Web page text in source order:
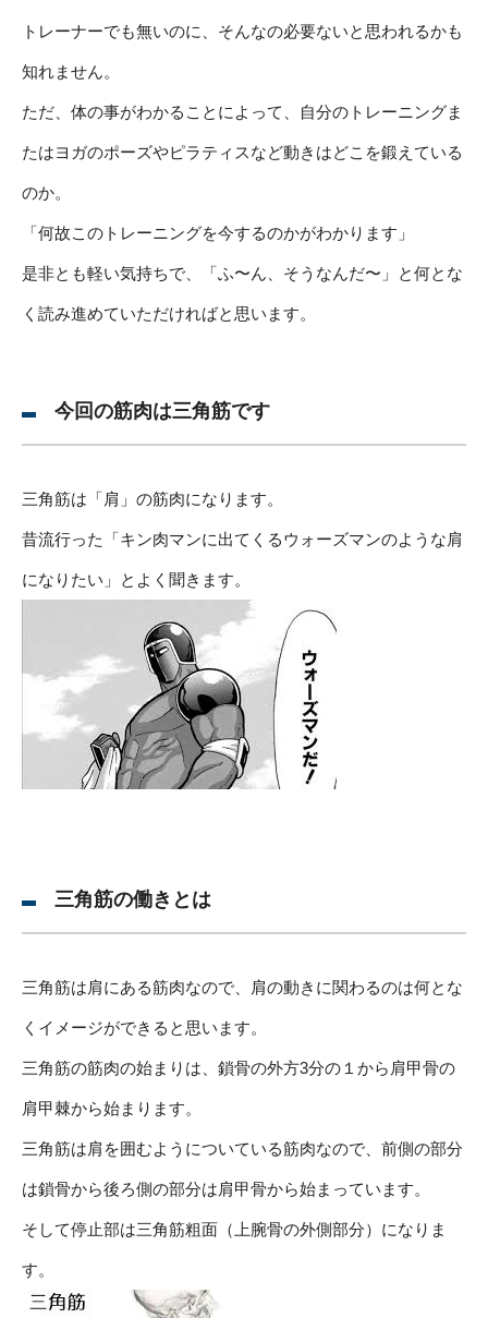
トレーナーでも無いのに、そんなの必要ないと思われるかも
知れません。
ただ、体の事がわかることによって、自分のトレーニングま
たはヨガのポーズやピラティスなど動きはどこを鍛えている
のか。
「何故このトレーニングを今するのかがわかります」
是非とも軽い気持ちで、「ふ〜ん、そうなんだ〜」と何とな
く読み進めていただければと思います。
今回の筋肉は三角筋です
三角筋は「肩」の筋肉になります。
昔流行った「キン肉マンに出てくるウォーズマンのような肩
になりたい」とよく聞きます。
三角筋の働きとは
三角筋は肩にある筋肉なので、肩の動きに関わるのは何とな
くイメージができると思います。
三角筋の筋肉の始まりは、鎖骨の外方3分の１から肩甲骨の
肩甲棘から始まります。
三角筋は肩を囲むようについている筋肉なので、前側の部分
は鎖骨から後ろ側の部分は肩甲骨から始まっています。
そして停止部は三角筋粗面（上腕骨の外側部分）になりま
す。